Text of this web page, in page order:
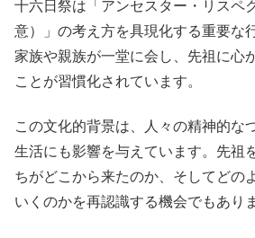
十六日祭は「アンセスター・リスペ
意）」の考え方を具現化する重要な
家族や親族が一堂に会し、先祖に心
ことが習慣化されています。
この文化的背景は、人々の精神的な
生活にも影響を与えています。先祖
ちがどこから来たのか、そしてどの
いくのかを再認識する機会でもあり